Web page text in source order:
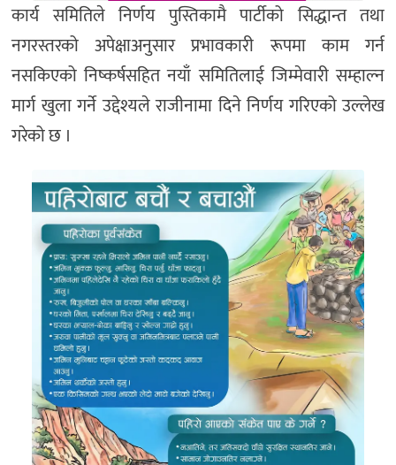
कार्य समितिले निर्णय पुस्तिकामै पार्टीको सिद्धान्त तथा
नगरस्तरको अपेक्षाअनुसार प्रभावकारी रूपमा काम गर्न
नसकिएको निष्कर्षसहित नयाँ समितिलाई जिम्मेवारी सम्हाल्न
मार्ग खुला गर्ने उद्देश्यले राजीनामा दिने निर्णय गरिएको उल्लेख
गरेको छ ।